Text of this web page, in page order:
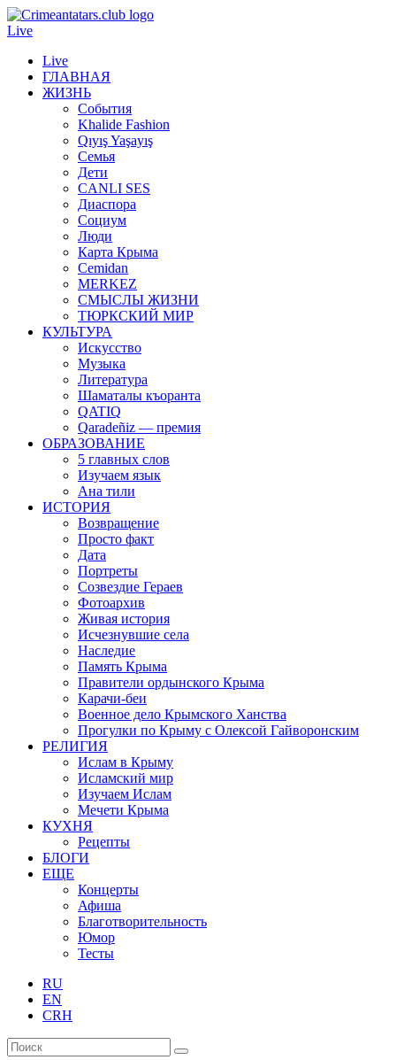
Live
Live
ГЛАВНАЯ
ЖИЗНЬ
События
Khalide Fashion
Qıyış Yaşayış
Семья
Дети
CANLI SES
Диаспора
Социум
Люди
Карта Крыма
Cemidan
МERKEZ
СМЫСЛЫ ЖИЗНИ
ТЮРКСКИЙ МИР
КУЛЬТУРА
Искусство
Музыка
Литература
Шаматалы къоранта
QATIQ
Qaradeñiz — премия
ОБРАЗОВАНИЕ
5 главных слов
Изучаем язык
Ана тили
ИСТОРИЯ
Возвращение
Просто факт
Дата
Портреты
Созвездие Гераев
Фотоархив
Живая история
Исчезнувшие села
Наследие
Память Крыма
Правители ордынского Крыма
Карачи-беи
Военное дело Крымского Ханства
Прогулки по Крыму с Олексой Гайворонским
РЕЛИГИЯ
Ислам в Крыму
Исламский мир
Изучаем Ислам
Мечети Крыма
КУХНЯ
Рецепты
БЛОГИ
ЕЩЕ
Концерты
Афиша
Благотворительность
Юмор
Тесты
RU
EN
CRH